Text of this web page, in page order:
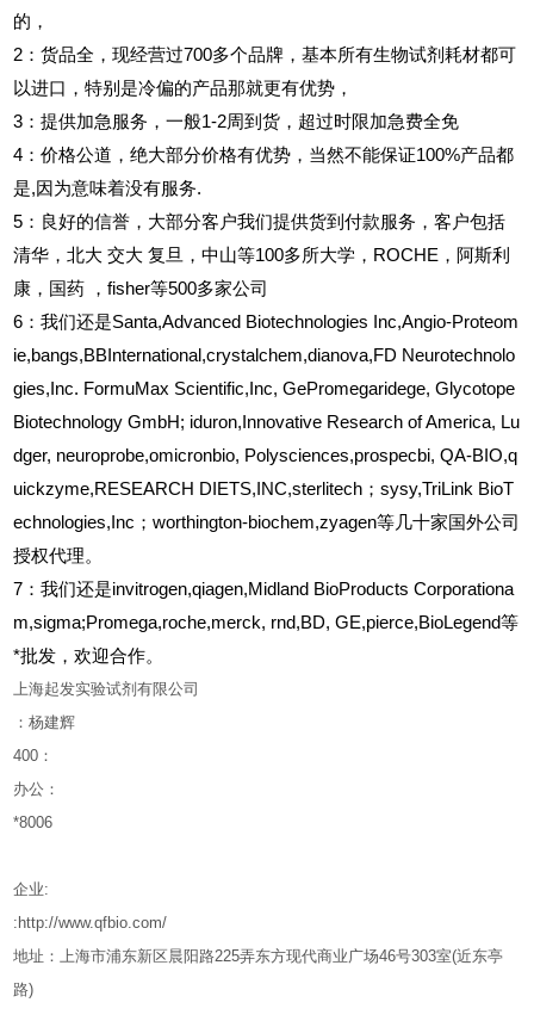
的，
2 ：货品全，现经营过700多个品牌，基本所有生物试剂耗材都可
以进口，特别是冷偏的产品那就更有优势，
3 ：提供加急服务，一般1-2周到货，超过时限加急费全免
4 ：价格公道，绝大部分价格有优势，当然不能保证100%产品都
是,因为意味着没有服务.
5 ：良好的信誉，大部分客户我们提供货到付款服务，客户包括
清华，北大 交大 复旦，中山等100多所大学，ROCHE，阿斯利
康，国药
，fisher等500多家公司
6 ：我们还是Santa,Advanced Biotechnologies Inc,Angio-Proteom
ie,bangs,BBInternational,crystalchem,dianova,FD Neurotechnolo
gies,Inc. FormuMax Scientific,Inc, GePromegaridege, Glycotope
Biotechnology GmbH; iduron,Innovative Research of America, Lu
dger, neuroprobe,omicronbio, Polysciences,prospecbi, QA-BIO,q
uickzyme,RESEARCH DIETS,INC,sterlitech；sysy,TriLink BioT
echnologies,Inc；worthington-biochem,zyagen等几十家国外公司
授权代理。
7：我们还是invitrogen,qiagen,Midland BioProducts Corporationa
m,sigma;Promega,roche,merck, rnd,BD, GE,pierce,BioLegend等
*批发，欢迎合作。
上海起发实验试剂有限公司
：杨建辉
400 ：
办公：
*8006
企业:
:http://www.qfbio.com/
地址：上海市浦东新区晨阳路225弄东方现代商业广场46号303室(近东亭
路)